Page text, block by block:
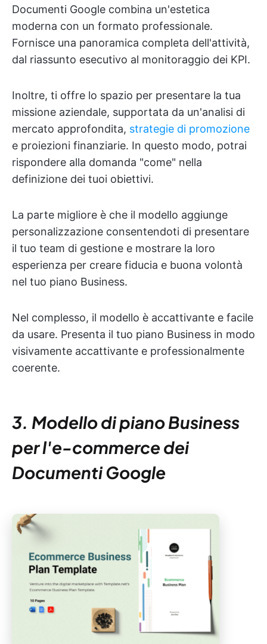
Documenti Google combina un'estetica
moderna con un formato professionale.
Fornisce una panoramica completa dell'attività,
dal riassunto esecutivo al monitoraggio dei KPI.
Inoltre, ti offre lo spazio per presentare la tua
missione aziendale, supportata da un'analisi di
mercato approfondita, strategie di promozione
e proiezioni finanziarie. In questo modo, potrai
rispondere alla domanda "come" nella
definizione dei tuoi obiettivi.
La parte migliore è che il modello aggiunge
personalizzazione consentendoti di presentare
il tuo team di gestione e mostrare la loro
esperienza per creare fiducia e buona volontà
nel tuo piano Business.
Nel complesso, il modello è accattivante e facile
da usare. Presenta il tuo piano Business in modo
visivamente accattivante e professionalmente
coerente.
3. Modello di piano Business
per l'e-commerce dei
Documenti Google